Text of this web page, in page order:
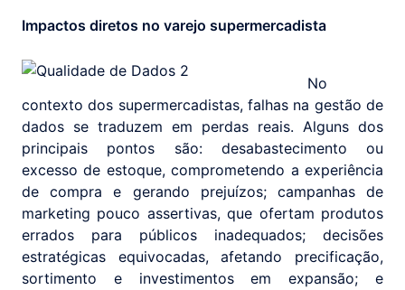
Impactos diretos no varejo supermercadista
No
contexto dos supermercadistas, falhas na gestão de
dados se traduzem em perdas reais. Alguns dos
principais pontos são: desabastecimento ou
excesso de estoque, comprometendo a experiência
de compra e gerando prejuízos; campanhas de
marketing pouco assertivas, que ofertam produtos
errados para públicos inadequados; decisões
estratégicas equivocadas, afetando precificação,
sortimento e investimentos em expansão; e